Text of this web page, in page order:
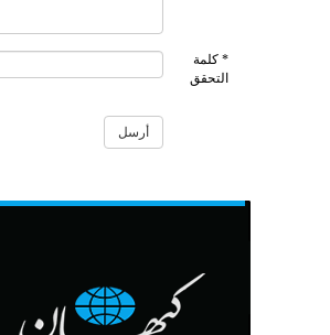
* كلمة
التحقق